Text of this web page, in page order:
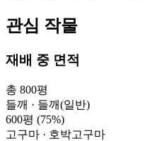
관심 작물
재배 중 면적
총 800평
들깨 · 들깨(일반)
600평 (75%)
고구마 · 호박고구마